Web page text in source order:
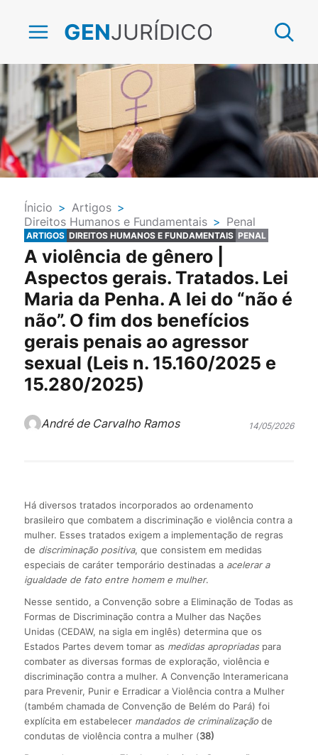
GENJURÍDICO
Ínicio > Artigos >
Direitos Humanos e Fundamentais > Penal
ARTIGOS DIREITOS HUMANOS E FUNDAMENTAIS PENAL
A violência de gênero |
Aspectos gerais. Tratados. Lei
Maria da Penha. A lei do “não é
não”. O fim dos benefícios
gerais penais ao agressor
sexual (Leis n. 15.160/2025 e
15.280/2025)
André de Carvalho Ramos 14/05/2026
Há diversos tratados incorporados ao ordenamento
brasileiro que combatem a discriminação e violência contra a
mulher. Esses tratados exigem a implementação de regras
de discriminação positiva, que consistem em medidas
especiais de caráter temporário destinadas a acelerar a
igualdade de fato entre homem e mulher.
Nesse sentido, a Convenção sobre a Eliminação de Todas as
Formas de Discriminação contra a Mulher das Nações
Unidas (CEDAW, na sigla em inglês) determina que os
Estados Partes devem tomar as medidas apropriadas para
combater as diversas formas de exploração, violência e
discriminação contra a mulher. A Convenção Interamericana
para Prevenir, Punir e Erradicar a Violência contra a Mulher
(também chamada de Convenção de Belém do Pará) foi
explícita em estabelecer mandados de criminalização de
condutas de violência contra a mulher (38)